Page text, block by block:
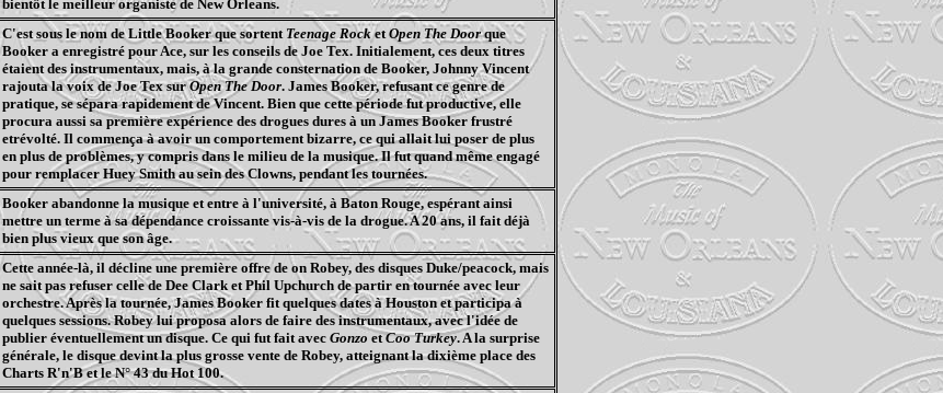
bientôt le meilleur organiste de New Orleans.
C'est sous le nom de Little Booker que sortent Teenage RocketOpen The Doorque
Booker a enregistré pour Ace, sur les conseils de Joe Tex. Initialement, ces deux titres
étaient des instrumentaux, mais, à la grande consternation de Booker, Johnny Vincent
rajouta la voix de Joe Tex surOpen The Door. James Booker, refusant ce genre de
pratique, se sépara rapidement de Vincent. Bien que cette période fut productive, elle
procura aussi sa première expérience des drogues dures à un James Booker frustré
etrévolté. Il commença à avoir un comportement bizarre, ce qui allait lui poser de plus
en plus de problèmes, y compris dans le milieu de la musique. Il fut quand même engagé
pour remplacer Huey Smith au sein des Clowns, pendant les tournées.
Booker abandonne la musique et entre à l'université, à Baton Rouge, espérant ainsi
mettre un terme à sa dépendance croissante vis-à-vis de la drogue. A 20 ans, il fait déjà
bien plus vieux que son âge.
Cette année-là, il décline une première offre de on Robey, des disques Duke/peacock, mais
ne sait pas refuser celle de Dee Clark et Phil Upchurch de partir en tournée avec leur
orchestre. Après la tournée, James Booker fit quelques dates à Houston et participa à
quelques sessions. Robey lui proposa alors de faire des instrumentaux, avec l'idée de
publier éventuellement un disque. Ce qui fut fait avec Gonzo etCoo Turkey. A la surprise
générale, le disque devint la plus grosse vente de Robey, atteignant la dixième place des
Charts R'n'B et le N° 43 du Hot 100.